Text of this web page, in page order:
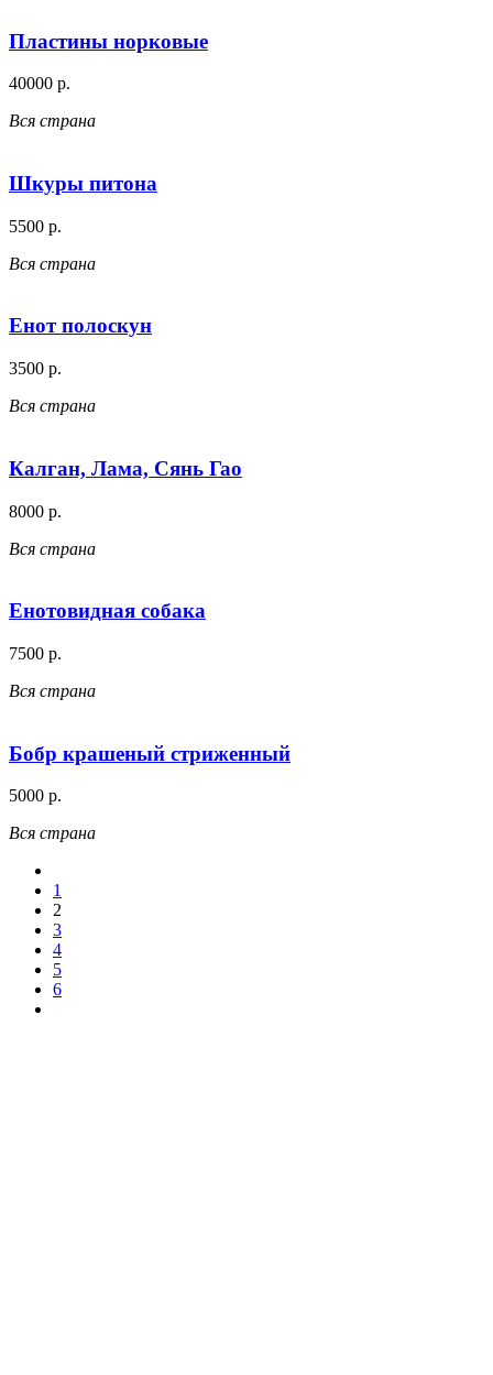
Пластины норковые
40000 р.
Вся страна
Шкуры питона
5500 р.
Вся страна
Енот полоскун
3500 р.
Вся страна
Калган, Лама, Сянь Гао
8000 р.
Вся страна
Енотовидная собака
7500 р.
Вся страна
Бобр крашеный стриженный
5000 р.
Вся страна
1
2
3
4
5
6